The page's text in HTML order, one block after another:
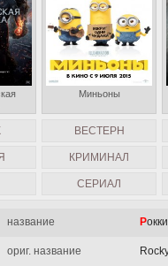
название
ориг. название Rocky
ВЕСТЕРН
КРИМИНАЛ
СЕРИАЛ
Миньоны